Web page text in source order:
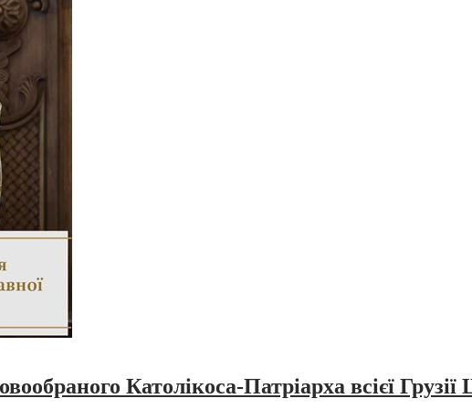
Католікоса-Патріарха всієї Грузії